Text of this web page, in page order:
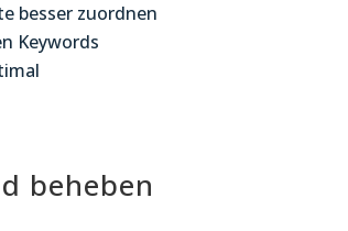
besser zuordnen
Keywords
beheben